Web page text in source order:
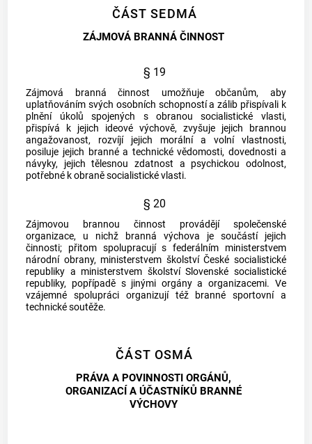
ČÁST SEDMÁ
ZÁJMOVÁ BRANNÁ ČINNOST
§ 19
Zájmová branná činnost umožňuje občanům, aby
uplatňováním svých osobních schopností a zálib přispívali k
plnění úkolů spojených s obranou socialistické vlasti,
přispívá k jejich ideové výchově, zvyšuje jejich brannou
angažovanost, rozvíjí jejich morální a volní vlastnosti,
posiluje jejich branné a technické vědomosti, dovednosti a
návyky, jejich tělesnou zdatnost a psychickou odolnost,
potřebné k obraně socialistické vlasti.
§ 20
Zájmovou brannou činnost provádějí společenské
organizace, u nichž branná výchova je součástí jejich
činnosti; přitom spolupracují s federálním ministerstvem
národní obrany, ministerstvem školství České socialistické
republiky a ministerstvem školství Slovenské socialistické
republiky, popřípadě s jinými orgány a organizacemi. Ve
vzájemné spolupráci organizují též branné sportovní a
technické soutěže.
ČÁST OSMÁ
PRÁVA A POVINNOSTI ORGÁNŮ,
ORGANIZACÍ A ÚČASTNÍKŮ BRANNÉ
VÝCHOVY